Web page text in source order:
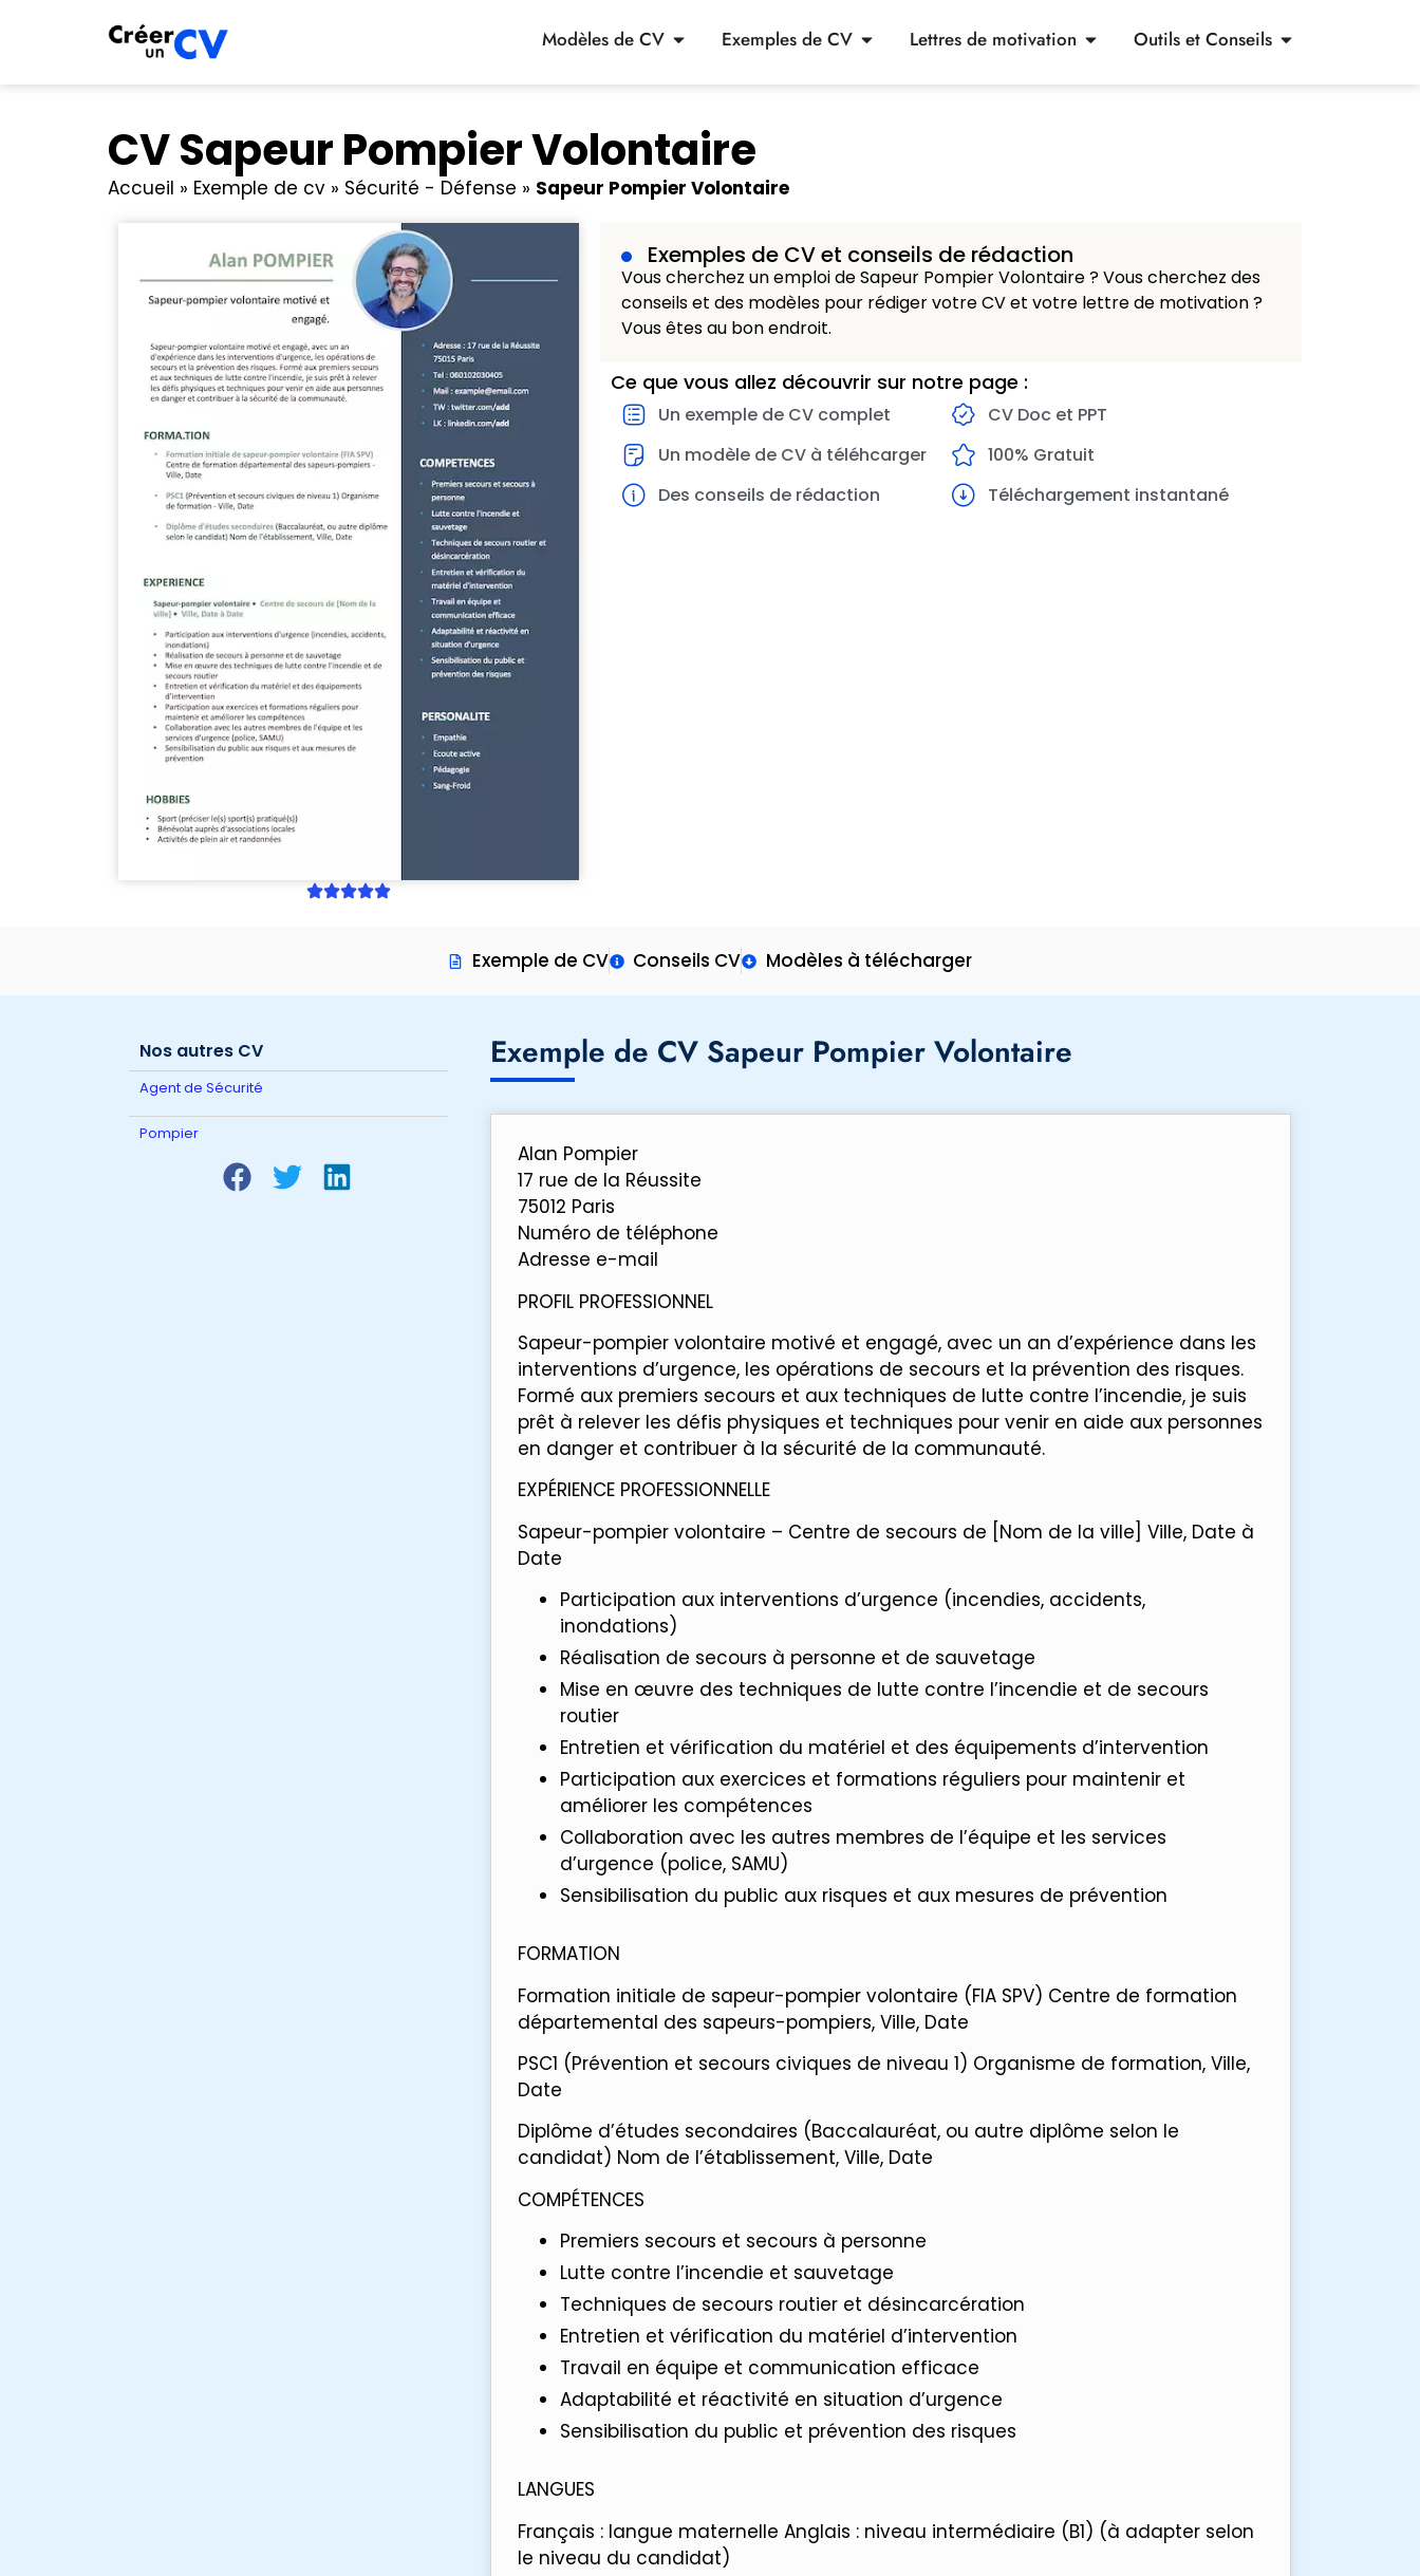
Modèles de CV Exemples de CV Lettres de motivation Outils et Conseils
CV Sapeur Pompier Volontaire
Accueil » Exemple de cv » Sécurité - Défense » Sapeur Pompier Volontaire
Exemples de CV et conseils de rédaction
Vous cherchez un emploi de Sapeur Pompier Volontaire ? Vous cherchez des
conseils et des modèles pour rédiger votre CV et votre lettre de motivation ?
Vous êtes au bon endroit.
Ce que vous allez découvrir sur notre page :
Un exemple de CV complet
Un modèle de CV à téléhcarger
Des conseils de rédaction
CV Doc et PPT
100% Gratuit
Téléchargement instantané
Exemple de CV Conseils CV Modèles à télécharger
Nos autres CV
Agent de Sécurité
Pompier
Exemple de CV Sapeur Pompier Volontaire
Alan Pompier
17 rue de la Réussite
75012 Paris
Numéro de téléphone
Adresse e-mail
PROFIL PROFESSIONNEL
Sapeur-pompier volontaire motivé et engagé, avec un an d’expérience dans les
interventions d’urgence, les opérations de secours et la prévention des risques.
Formé aux premiers secours et aux techniques de lutte contre l’incendie, je suis
prêt à relever les défis physiques et techniques pour venir en aide aux personnes
en danger et contribuer à la sécurité de la communauté.
EXPÉRIENCE PROFESSIONNELLE
Sapeur-pompier volontaire – Centre de secours de [Nom de la ville] Ville, Date à
Date
Participation aux interventions d’urgence (incendies, accidents,
inondations)
Réalisation de secours à personne et de sauvetage
Mise en œuvre des techniques de lutte contre l’incendie et de secours
routier
Entretien et vérification du matériel et des équipements d’intervention
Participation aux exercices et formations réguliers pour maintenir et
améliorer les compétences
Collaboration avec les autres membres de l’équipe et les services
d’urgence (police, SAMU)
Sensibilisation du public aux risques et aux mesures de prévention
FORMATION
Formation initiale de sapeur-pompier volontaire (FIA SPV) Centre de formation
départemental des sapeurs-pompiers, Ville, Date
PSC1 (Prévention et secours civiques de niveau 1) Organisme de formation, Ville,
Date
Diplôme d’études secondaires (Baccalauréat, ou autre diplôme selon le
candidat) Nom de l’établissement, Ville, Date
COMPÉTENCES
Premiers secours et secours à personne
Lutte contre l’incendie et sauvetage
Techniques de secours routier et désincarcération
Entretien et vérification du matériel d’intervention
Travail en équipe et communication efficace
Adaptabilité et réactivité en situation d’urgence
Sensibilisation du public et prévention des risques
LANGUES
Français : langue maternelle Anglais : niveau intermédiaire (B1) (à adapter selon
le niveau du candidat)